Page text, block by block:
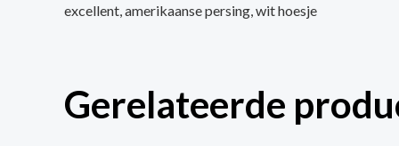
excellent, amerikaanse persing, wit hoesje
Gerelateerde